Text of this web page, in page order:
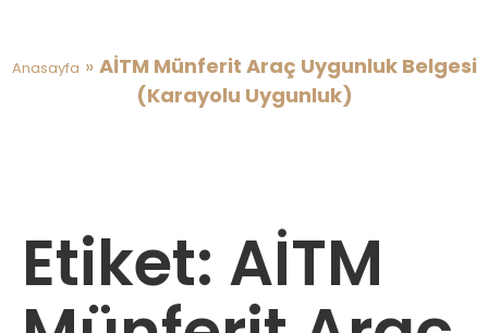
Anasayfa » AİTM Münferit Araç Uygunluk Belgesi
(Karayolu Uygunluk)
Etiket: AİTM